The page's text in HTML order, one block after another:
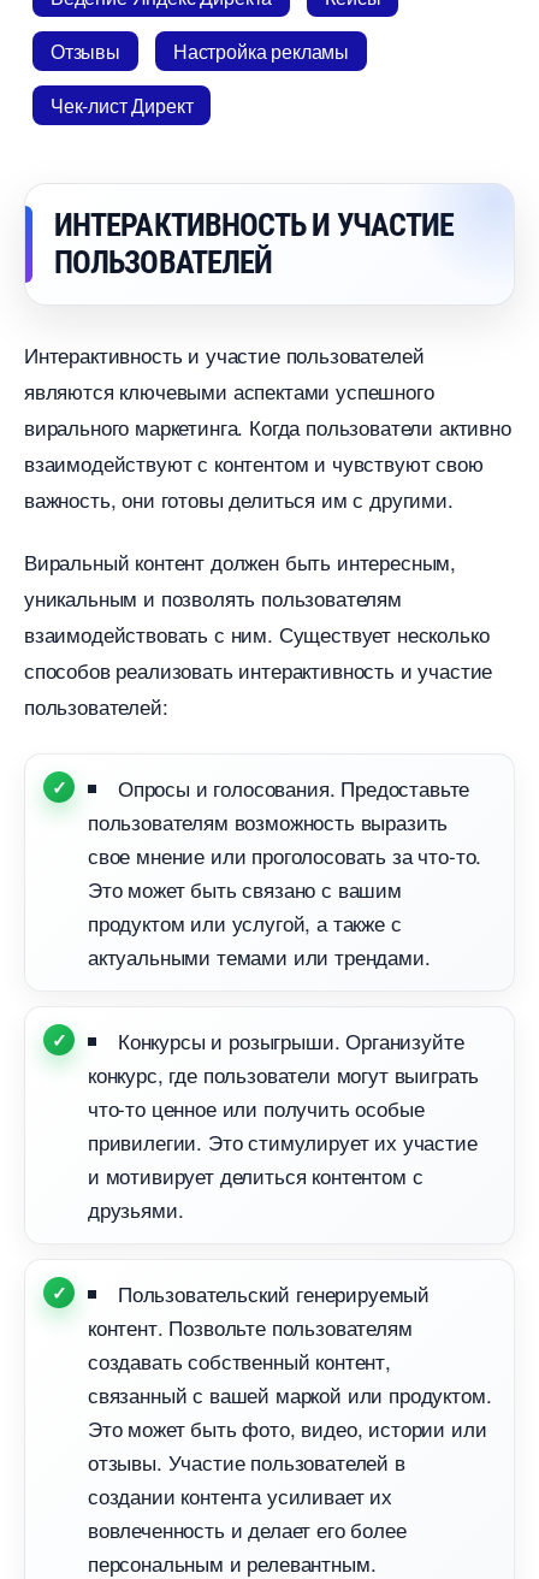
Отзывы
Настройка рекламы
Чек-лист Директ
ИНТЕРАКТИВНОСТЬ И УЧАСТИЕ
ПОЛЬЗОВАТЕЛЕЙ
Интерактивность и участие пользователей
являются ключевыми аспектами успешного
ирального маркетинга. Когда пользователи активно
заимодействуют с контентом и чувствуют свою
ажность, они готовы делиться им с другими.
иральный контент должен быть интересным,
уникальным и позволять пользователям
заимодействовать с ним. Существует несколько
способов реализовать интерактивность и участие
пользователей:
Опросы и голосования. Предоставьте
пользователям возможность выразить
свое мнение или проголосовать за что-то.
Это может быть связано с вашим
продуктом или услугой, а также с
актуальными темами или трендами.
Конкурсы и розыгрыши. Организуйте
конкурс, где пользователи могут выиграть
что-то ценное или получить особые
привилегии. Это стимулирует их участие
и мотивирует делиться контентом с
друзьями.
Пользовательский генерируемый
контент. Позвольте пользователям
создавать собственный контент,
связанный с вашей маркой или продуктом.
Это может быть фото, видео, истории или
отзывы. Участие пользователей
создании контента усиливает их
овлеченность и делает его более
персональным и релевантным.